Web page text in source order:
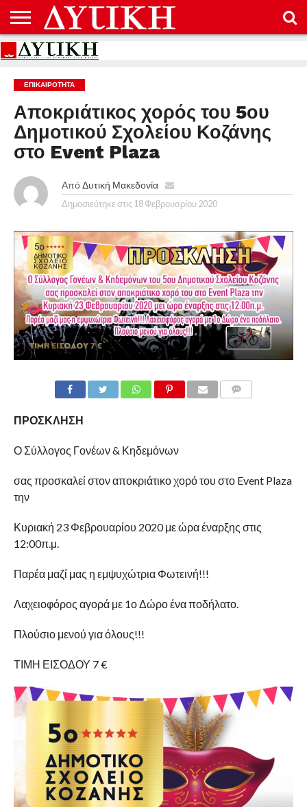
ΑΡΧΙΚΉ
ΕΠΙΚΟΙΝΩΝΊΑ
ΌΡΟΙ
ΠΡΟΣΤΑΣΊΑ
ΔΕΔΟΜΈΝΩΝ
ΕΠΙΚΑΙΡΟΤΗΤΑ
Αποκριάτικος χορός του 5ου
Δημοτικού Σχολείου Κοζάνης
στο Event Plaza
Από Δυτική Μακεδονία
Δημοσιεύτηκε στις 18 Φεβρουαρίου 2020
ΠΡΟΣΚΛΗΣΗ
Ο Σύλλογος Γονέων & Κηδεμόνων
σας προσκαλεί στον αποκριάτικο χορό του στο Event Plaza
την
Κυριακή 23 Φεβρουαρίου 2020 με ώρα έναρξης στις
12:00π.μ.
Παρέα μαζί μας η εμψυχώτρια Φωτεινή!!!
Λαχειοφόρος αγορά με 1ο Δώρο ένα ποδήλατο.
Πλούσιο μενού για όλους!!!
ΤΙΜΗ ΕΙΣΟΔΟΥ 7 €